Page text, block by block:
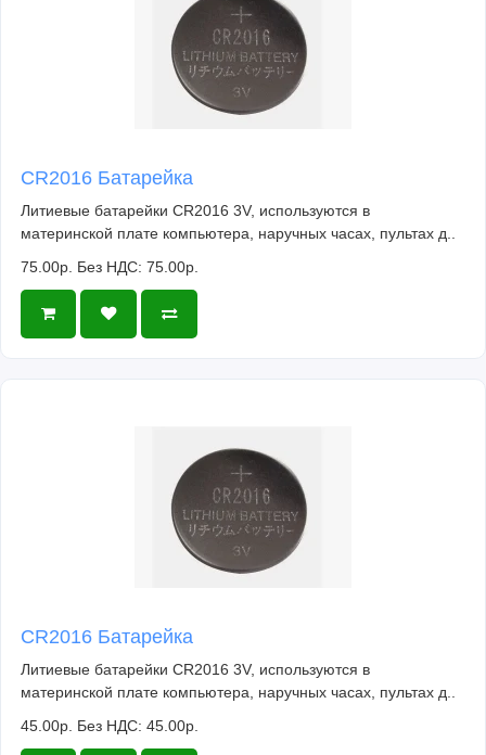
CR2016 Батарейка
Литиевые батарейки CR2016 3V, используются в
материнской плате компьютера, наручных часах, пультах д..
75.00р. Без НДС: 75.00р.
CR2016 Батарейка
Литиевые батарейки CR2016 3V, используются в
материнской плате компьютера, наручных часах, пультах д..
45.00р. Без НДС: 45.00р.